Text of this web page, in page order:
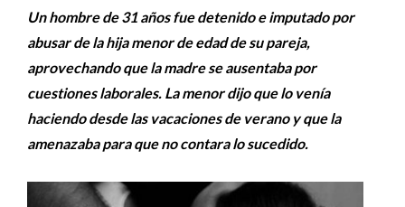
Un hombre de 31 años fue detenido e imputado por
abusar de la hija menor de edad de su pareja,
aprovechando que la madre se ausentaba por
cuestiones laborales. La menor dijo que lo venía
haciendo desde las vacaciones de verano y que la
amenazaba para que no contara lo sucedido.